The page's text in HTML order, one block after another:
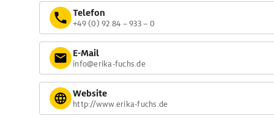
Telefon
+49 (0) 92 84 – 933 – 0
E-Mail
info@erika-fuchs.de
Website
http://www.erika-fuchs.de